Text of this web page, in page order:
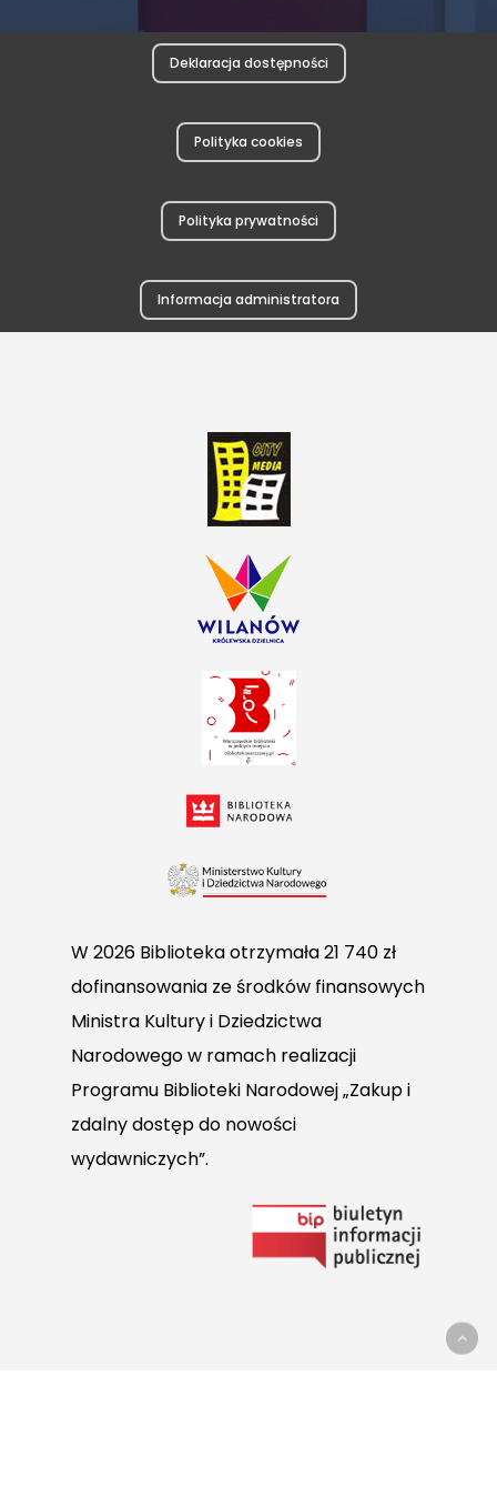
Deklaracja dostępności
Polityka cookies
Polityka prywatności
Informacja administratora
W 2026 Biblioteka otrzymała 21 740 zł
dofinansowania ze środków finansowych
Ministra Kultury i Dziedzictwa
Narodowego w ramach realizacji
Programu Biblioteki Narodowej „Zakup i
zdalny dostęp do nowości
wydawniczych”.
do